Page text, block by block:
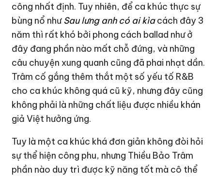
công nhất định. Tuy nhiên, để ca khúc thực sự
bùng nổ nhưSau lưng anh có ai kìacách đây 3
năm thì rất khó bởi phong cách ballad như ở
đây đang phần nào mất chỗ đứng, và những
câu chuyện xung quanh cũng đã phai nhạt dần.
Trâm cố gắng thêm thắt một số yếu tố R&B
cho ca khúc không quá cũ kỹ, nhưng đây cũng
không phải là những chất liệu được nhiều khán
giả Việt hưởng ứng.
Tuy là một ca khúc khá đơn giản không đòi hỏi
sự thể hiện công phu, nhưng Thiều Bảo Trâm
phần nào duy trì được kỹ năng tốt mà cô thể